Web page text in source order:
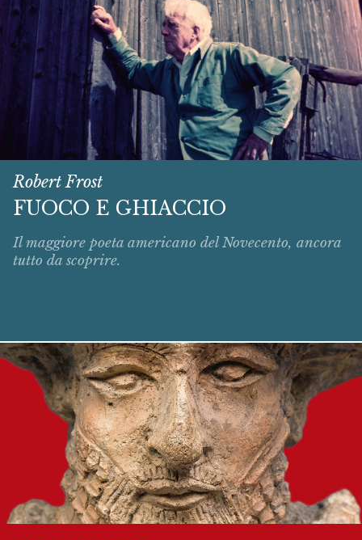
Robert Frost
FUOCO E GHIACCIO
Il maggiore poeta americano del Novecento, ancora
tutto da scoprire.